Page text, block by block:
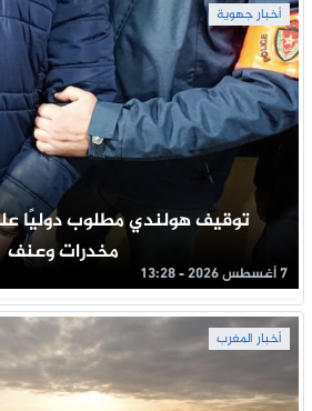
أخبار جهوية
توقيف هولندي مطلوب دوليًا
مخدرات وعنف
7 أغسطس 2026 - 13:28
أخبار المغرب